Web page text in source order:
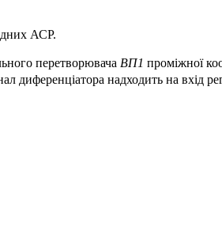
АСР.
перетворювача ВП1 проміжної
диференціатора надходить на вхід